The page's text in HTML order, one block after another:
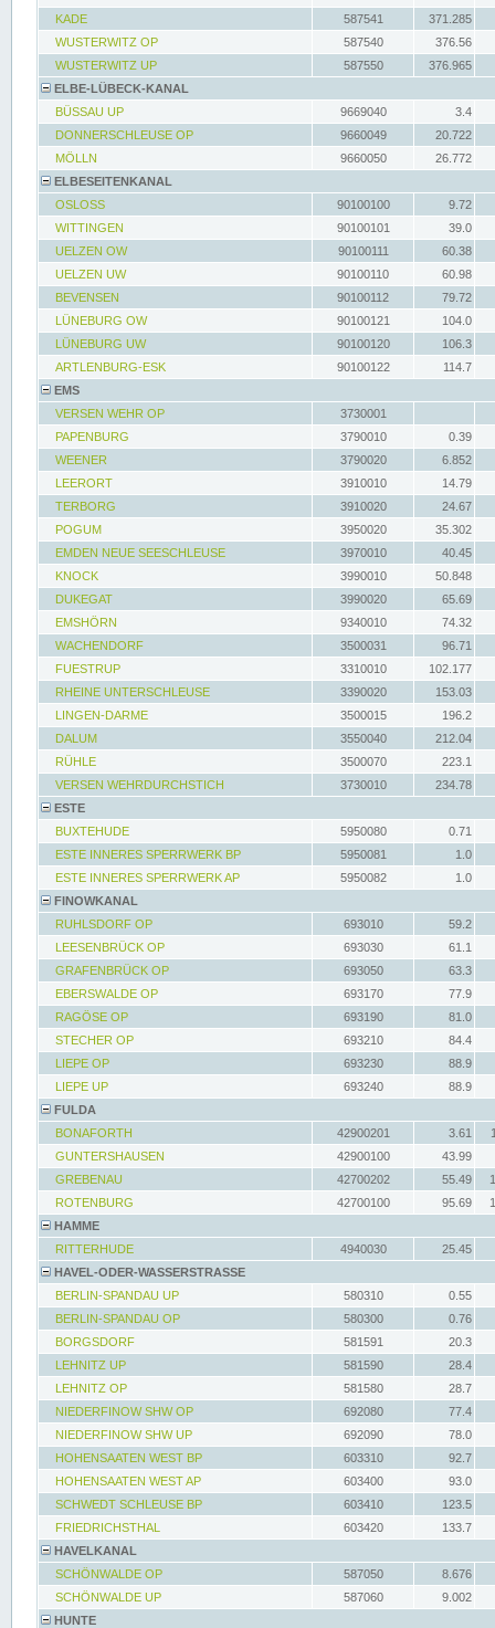
KADE
587541
371.285
WUSTERWITZ OP
587540
376.56
WUSTERWITZ UP
587550
376.965
ELBE-LÜBECK-KANAL
BÜSSAU UP
9669040
3.4
DONNERSCHLEUSE OP
9660049
20.722
MÖLLN
9660050
26.772
ELBESEITENKANAL
OSLOSS
90100100
9.72
WITTINGEN
90100101
39.0
UELZEN OW
90100111
60.38
UELZEN UW
90100110
60.98
BEVENSEN
90100112
79.72
LÜNEBURG OW
90100121
104.0
LÜNEBURG UW
90100120
106.3
ARTLENBURG-ESK
90100122
114.7
EMS
VERSEN WEHR OP
3730001
PAPENBURG
3790010
0.39
WEENER
3790020
6.852
LEERORT
3910010
14.79
TERBORG
3910020
24.67
POGUM
3950020
35.302
EMDEN NEUE SEESCHLEUSE
3970010
40.45
KNOCK
3990010
50.848
DUKEGAT
3990020
65.69
EMSHÖRN
9340010
74.32
WACHENDORF
3500031
96.71
FUESTRUP
3310010
102.177
RHEINE UNTERSCHLEUSE
3390020
153.03
LINGEN-DARME
3500015
196.2
DALUM
3550040
212.04
RÜHLE
3500070
223.1
VERSEN WEHRDURCHSTICH
3730010
234.78
ESTE
BUXTEHUDE
5950080
0.71
ESTE INNERES SPERRWERK BP
5950081
1.0
ESTE INNERES SPERRWERK AP
5950082
1.0
FINOWKANAL
RUHLSDORF OP
693010
59.2
LEESENBRÜCK OP
693030
61.1
GRAFENBRÜCK OP
693050
63.3
EBERSWALDE OP
693170
77.9
RAGÖSE OP
693190
81.0
STECHER OP
693210
84.4
LIEPE OP
693230
88.9
LIEPE UP
693240
88.9
FULDA
BONAFORTH
42900201 3.61
GUNTERSHAUSEN
42900100
43.99
GREBENAU
42700202 55.49
ROTENBURG
42700100 95.69
HAMME
RITTERHUDE
4940030
25.45
HAVEL-ODER-WASSERSTRASSE
BERLIN-SPANDAU UP
580310
0.55
BERLIN-SPANDAU OP
580300
0.76
BORGSDORF
581591
20.3
LEHNITZ UP
581590
28.4
LEHNITZ OP
581580
28.7
NIEDERFINOW SHW OP
692080
77.4
NIEDERFINOW SHW UP
692090
78.0
HOHENSAATEN WEST BP
603310
92.7
HOHENSAATEN WEST AP
603400
93.0
SCHWEDT SCHLEUSE BP
603410
123.5
FRIEDRICHSTHAL
603420
133.7
HAVELKANAL
SCHÖNWALDE OP
587050
8.676
SCHÖNWALDE UP
587060
9.002
HUNTE